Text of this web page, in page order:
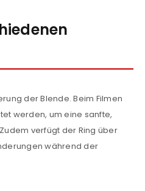
der Blende. Beim Filmen
werden, um eine sanfte,
verfügt der Ring über
während der